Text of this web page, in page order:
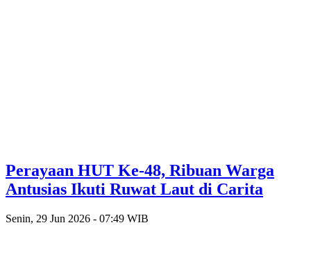
Perayaan HUT Ke-48, Ribuan Warga
Antusias Ikuti Ruwat Laut di Carita
Senin, 29 Jun 2026 - 07:49 WIB